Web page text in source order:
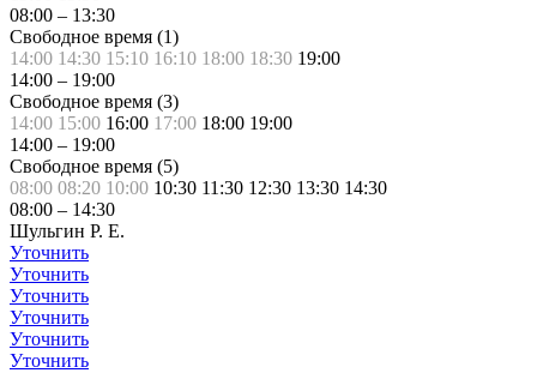
08:00 – 13:30
Свободное время (1)
14:00 14:30 15:10 16:10 18:00 18:30 19:00
14:00 – 19:00
Свободное время (3)
14:00 15:00 16:00 17:00 18:00 19:00
14:00 – 19:00
Свободное время (5)
08:00 08:20 10:00 10:30 11:30 12:30 13:30 14:30
08:00 – 14:30
Шульгин Р. Е.
Уточнить
Уточнить
Уточнить
Уточнить
Уточнить
Уточнить